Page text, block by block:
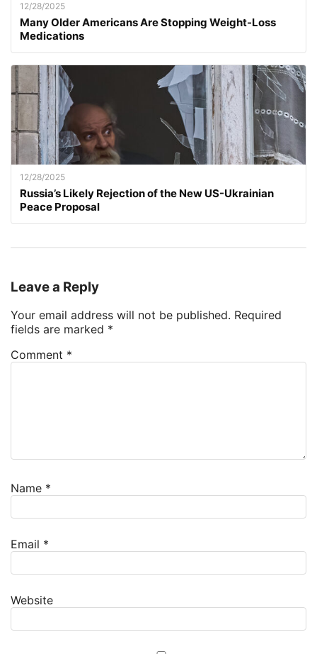
12/28/2025
Many Older Americans Are Stopping Weight-Loss
Medications
12/28/2025
Russia’s Likely Rejection of the New US-Ukrainian
Peace Proposal
Leave a Reply
Your email address will not be published. Required
fields are marked *
Comment *
Name *
Email *
Website